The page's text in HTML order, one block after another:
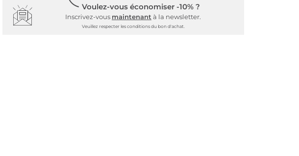
Voulez-vous économiser -10% ?
Inscrivez-vous maintenant à la newsletter.
Veuillez respecter les conditions du bon d'achat.